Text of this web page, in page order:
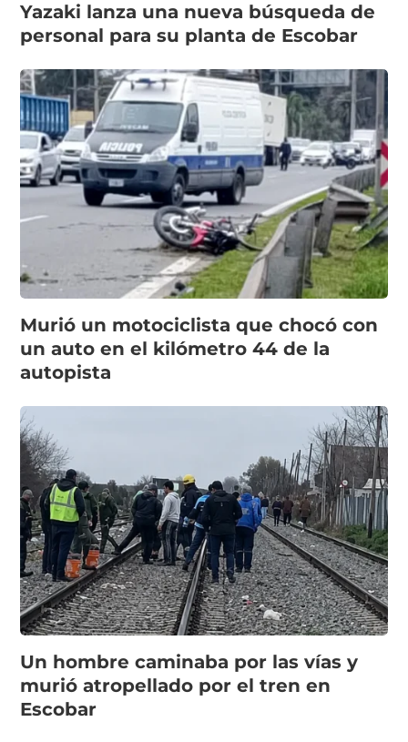
Yazaki lanza una nueva búsqueda de
personal para su planta de Escobar
Murió un motociclista que chocó con
un auto en el kilómetro 44 de la
autopista
Un hombre caminaba por las vías y
murió atropellado por el tren en
Escobar